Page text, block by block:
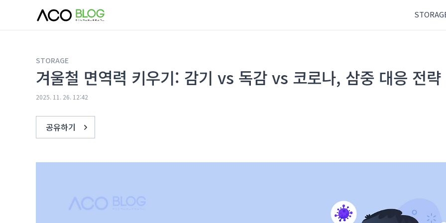
STORAGE
겨울철 면역력 키우기: 감기 vs 독감 vs 코로나, 삼중 대응 전략
2025. 11. 26. 12:42
공유하기